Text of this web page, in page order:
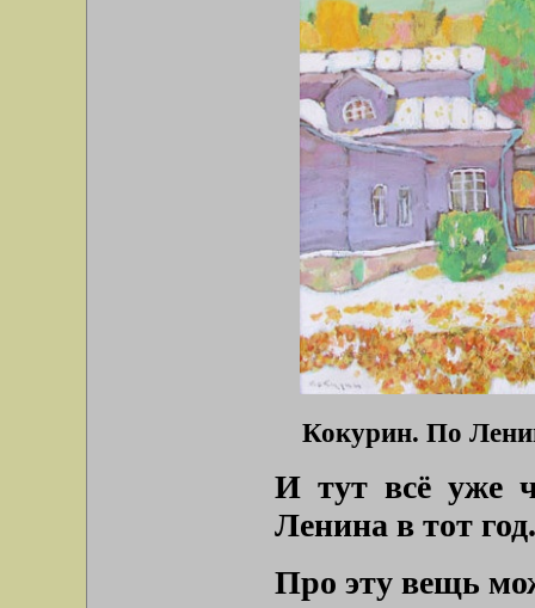
Кокурин. По
И тут всё уже
Ленина в тот год.
Про эту вещь